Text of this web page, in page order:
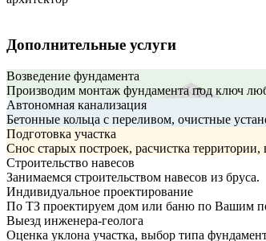
Дополнительные услуги
Возведение фундамента
Производим монтаж фундамента под ключ
Автономная канализация
Бетонные кольца с переливом, очистные
Подготовка участка
Снос старых построек, расчистка
Строительство навесов
Занимаемся строительством навесов из бруса.
Индивидуальное проектирование
По ТЗ проектируем дом или баню по Вашим
Выезд инженера-геолога
Оценка уклона участка, выбор типа